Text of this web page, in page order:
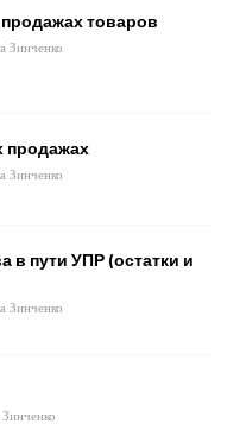
товаров
Зинченко
продажах
Зинченко
в пути УПР (остатки и
Зинченко